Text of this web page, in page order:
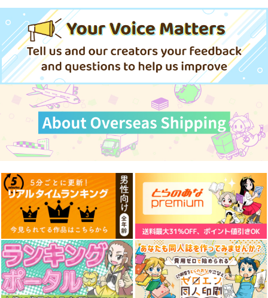
ホロライブ
綺々羅々ヴィヴィ
サンプル
カート
ホロライブ-ぺこらマ
マ-160CMX50CM抱き
枕カバー【YC1259】
eb
13,200円
ぺこらママ
サンプル
作品詳細
YUGMIX 2019 SUMM
ER
YUGMMIX
770円
長谷みこと
サンプル
作品詳細
（兎田ぺこら）
G.G.W
セール中 専売
220 円（税込）
ホロライブ
兎田ぺこら
サンプル
カート
キーホルダー（宝鐘マ
リン・ゴスロリ衣装）
G.G.W
550円（税込）
ホロライブ
カート